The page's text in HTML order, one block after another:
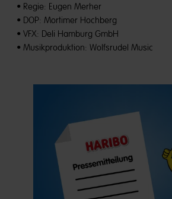
• Regie: Eugen Merher
• DOP: Mortimer Hochberg
• VFX: Deli Hamburg GmbH
• Musikproduktion: Wolfsrudel Music